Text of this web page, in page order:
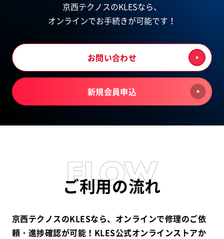
京西テクノスのKLESなら、
オンラインでお手続きが可能です！
お問い合わせ
新規会員申込
FLOW
ご利用の流れ
京西テクノスのKLESなら、オンラインで修理のご依
頼・進捗確認が可能！ KLES公式オンラインストアか